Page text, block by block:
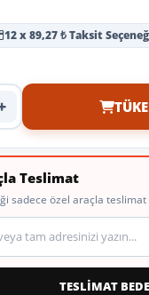
12 x 89,27 ₺ Taksit
Teslimat
sadece özel araçla
montaj adresi
TESLİMAT